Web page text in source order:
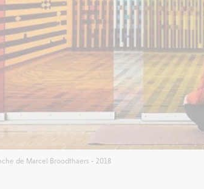
de Marcel Broodthaers - 2018